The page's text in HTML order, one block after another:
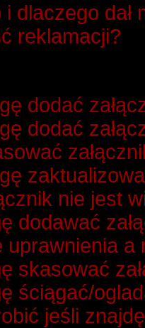
dlaczego dał
reklamacji?
dodać
dodać
nie jest
dodawać
uprawnienia a
skasować
ściągać/
jeśli